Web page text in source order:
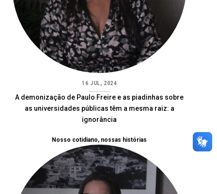
16 JUL, 2024
A demonização de Paulo Freire e as piadinhas sobre
as universidades públicas têm a mesma raiz: a
ignorância
Nosso cotidiano, nossas histórias